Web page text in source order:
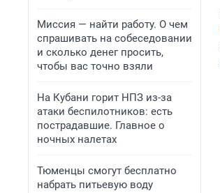
Миссия — найти работу. О чем
спрашивать на собеседовании
и сколько денег просить,
чтобы вас точно взяли
На Кубани горит НПЗ из-за
атаки беспилотников: есть
пострадавшие. Главное о
ночных налетах
Тюменцы смогут бесплатно
набрать питьевую воду